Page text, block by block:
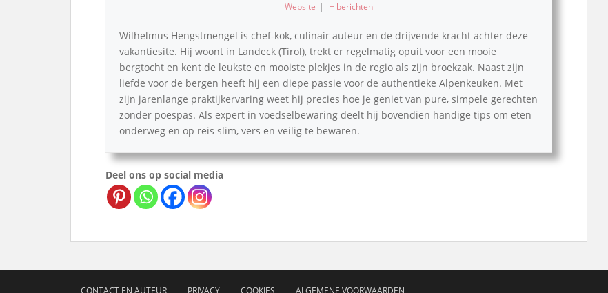
Website | + berichten
Wilhelmus Hengstmengel is chef-kok, culinair auteur en de drijvende kracht achter deze
vakantiesite. Hij woont in Landeck (Tirol), trekt er regelmatig opuit voor een mooie
bergtocht en kent de leukste en mooiste plekjes in de regio als zijn broekzak. Naast zijn
liefde voor de bergen heeft hij een diepe passie voor de authentieke Alpenkeuken. Met
zijn jarenlange praktijkervaring weet hij precies hoe je geniet van pure, simpele gerechten
zonder poespas. Als expert in voedselbewaring deelt hij bovendien handige tips om eten
onderweg en op reis slim, vers en veilig te bewaren.
Deel ons op social media
CONTACT EN AUTEUR PRIVACY COOKIES ALGEMENE VOORWAARDEN